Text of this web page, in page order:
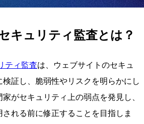
キュリティ監査とは？
ティ監査は、ウェブサイトのセキュ
検証し、脆弱性やリスクを明らかにし
がセキュリティ上の弱点を発見し、
れる前に修正することを目指しま